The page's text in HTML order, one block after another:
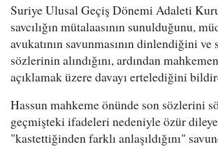
Suriye Ulusal Geçiş Dönemi Adaleti
savcılığın mütalaasının sunulduğunu,
avukatının savunmasının dinlendiğini ve
sözlerinin alındığını, ardından
açıklamak üzere davayı ertelediğini
Hassun mahkeme önünde son sözlerini
geçmişteki ifadeleri nedeniyle özür
"kastettiğinden farklı anlaşıldığını"